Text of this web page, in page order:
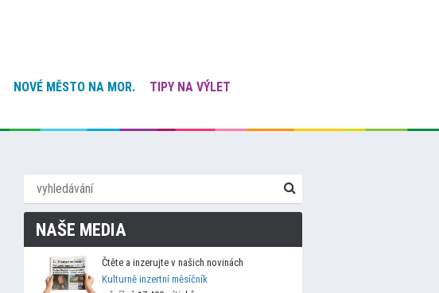
NOVÉ MĚSTO NA MOR.
TIPY NA VÝLET
NAŠE MEDIA
Čtěte a inzerujte v našich novinách
Kulturně inzertní měsíčník